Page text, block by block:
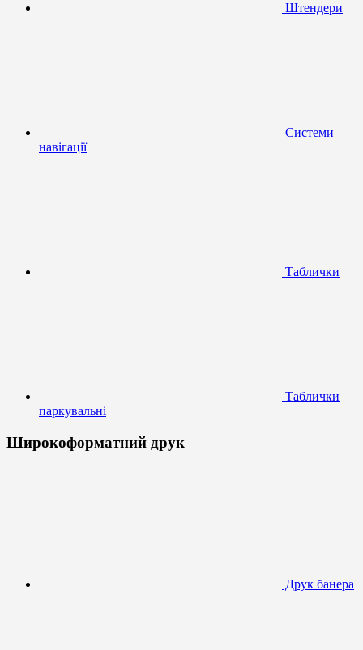
Штендери
Системи
навігації
Таблички
Таблички
паркувальні
Широкоформатний друк
Друк банера